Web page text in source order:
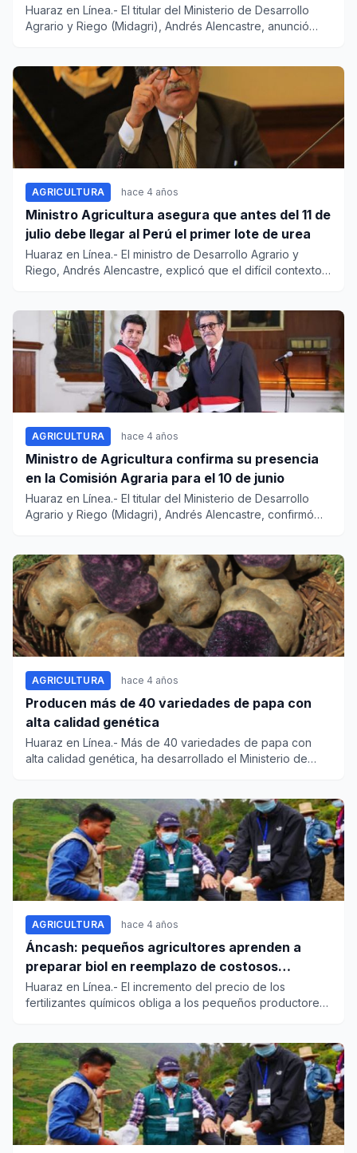
julio”
Huaraz en Línea.- El titular del Ministerio de Desarrollo
Agrario y Riego (Midagri), Andrés Alencastre, anunció
AGRICULTURA hace 4 años
Ministro Agricultura asegura que antes del 11 de
julio debe llegar al Perú el primer lote de urea
Huaraz en Línea.- El ministro de Desarrollo Agrario y
Riego, Andrés Alencastre, explicó que el difícil contexto
AGRICULTURA hace 4 años
Ministro de Agricultura confirma su presencia
en la Comisión Agraria para el 10 de junio
Huaraz en Línea.- El titular del Ministerio de Desarrollo
Agrario y Riego (Midagri), Andrés Alencastre, confirmó
AGRICULTURA hace 4 años
Producen más de 40 variedades de papa con
alta calidad genética
Huaraz en Línea.- Más de 40 variedades de papa con
alta calidad genética, ha desarrollado el Ministerio de
AGRICULTURA hace 4 años
Áncash: pequeños agricultores aprenden a
preparar biol en reemplazo de costosos
fertilizantes
Huaraz en Línea.- El incremento del precio de los
fertilizantes químicos obliga a los pequeños productores